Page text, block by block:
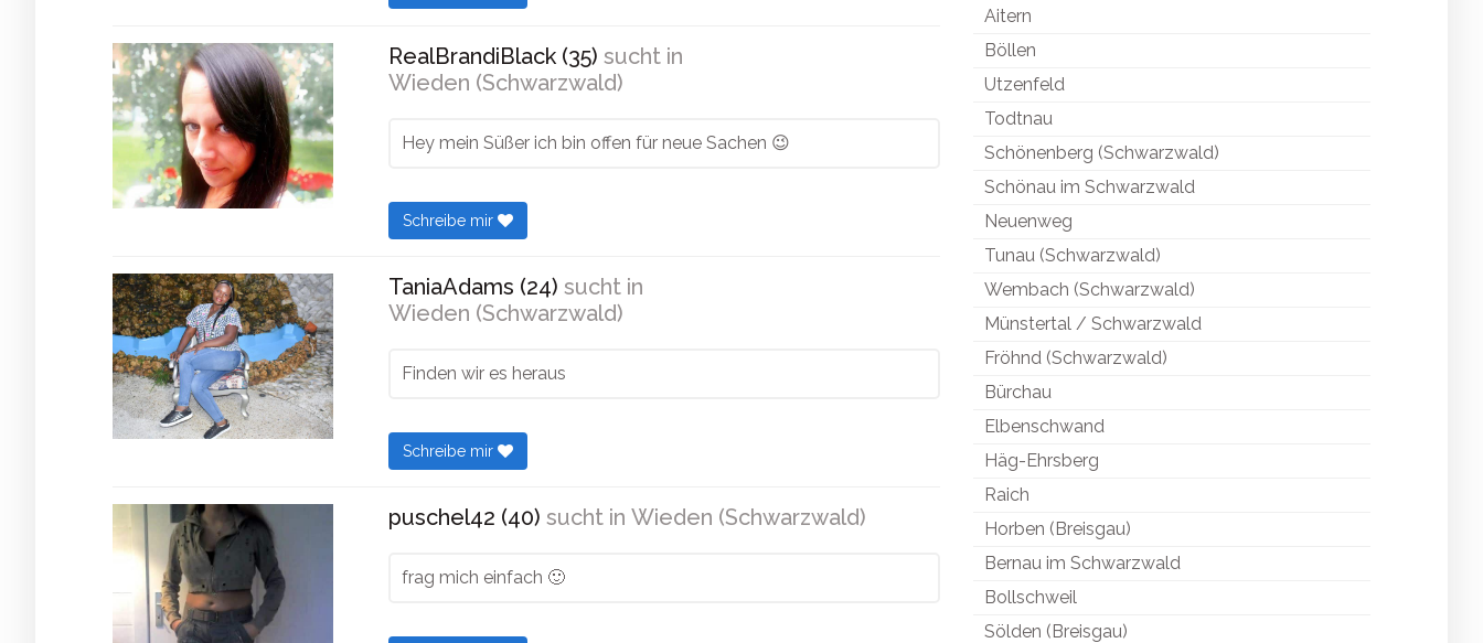
RealBrandiBlack (35) sucht in
Wieden (Schwarzwald)
Hey mein Süßer ich bin offen für neue Sachen 😉
Schreibe mir
TaniaAdams (24) sucht in
Wieden (Schwarzwald)
Finden wir es heraus
Schreibe mir
puschel42 (40) sucht in Wieden (Schwarzwald)
frag mich einfach 🙂
Aitern
Böllen
Utzenfeld
Todtnau
Schönenberg (Schwarzwald)
Schönau im Schwarzwald
Neuenweg
Tunau (Schwarzwald)
Wembach (Schwarzwald)
Münstertal / Schwarzwald
Fröhnd (Schwarzwald)
Bürchau
Elbenschwand
Häg-Ehrsberg
Raich
Horben (Breisgau)
Bernau im Schwarzwald
Bollschweil
Sölden (Breisgau)